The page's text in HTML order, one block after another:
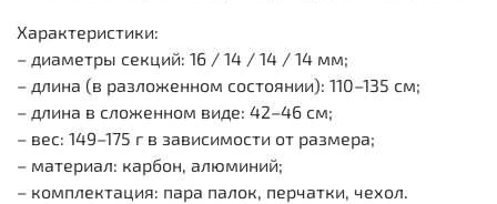
Характеристики:
– диаметры секций: 16 / 14 / 14 / 14 мм;
– длина (в разложенном состоянии): 110–135 см;
– длина в сложенном виде: 42–46 см;
– вес: 149–175 г в зависимости от размера;
– материал: карбон, алюминий;
– комплектация: пара палок, перчатки, чехол.